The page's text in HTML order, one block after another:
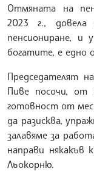
Отмяната на
2023 г.,
пенсиониране, и
богатите, е едно
Председателят
Пиве посочи, от
готовност от
да разисква,
залавяме за
направи някакъв
Льокорню.